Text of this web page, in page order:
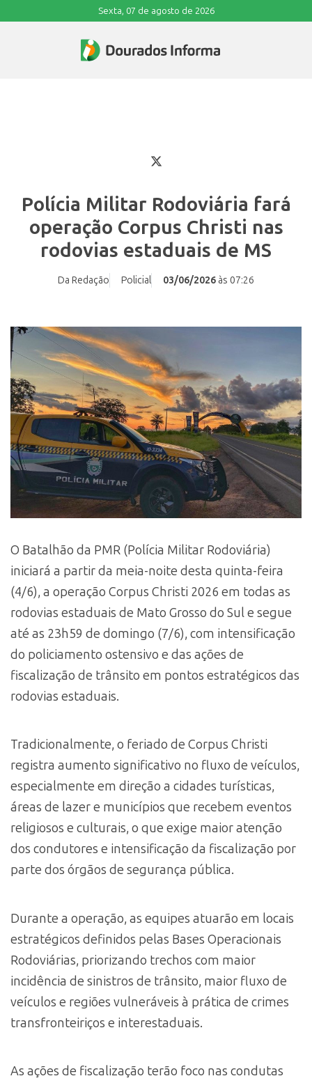
Sexta, 07 de agosto de 2026
Polícia Militar Rodoviária fará
operação Corpus Christi nas
rodovias estaduais de MS
Da Redação Policial 03/06/2026 às 07:26
O Batalhão da PMR (Polícia Militar Rodoviária)
iniciará a partir da meia-noite desta quinta-feira
(4/6), a operação Corpus Christi 2026 em todas as
rodovias estaduais de Mato Grosso do Sul e segue
até as 23h59 de domingo (7/6), com intensificação
do policiamento ostensivo e das ações de
fiscalização de trânsito em pontos estratégicos das
rodovias estaduais.
Tradicionalmente, o feriado de Corpus Christi
registra aumento significativo no fluxo de veículos,
especialmente em direção a cidades turísticas,
áreas de lazer e municípios que recebem eventos
religiosos e culturais, o que exige maior atenção
dos condutores e intensificação da fiscalização por
parte dos órgãos de segurança pública.
Durante a operação, as equipes atuarão em locais
estratégicos definidos pelas Bases Operacionais
Rodoviárias, priorizando trechos com maior
incidência de sinistros de trânsito, maior fluxo de
veículos e regiões vulneráveis à prática de crimes
transfronteiriços e interestaduais.
As ações de fiscalização terão foco nas condutas